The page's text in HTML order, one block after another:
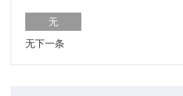
无
无下一条